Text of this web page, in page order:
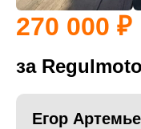
270 000
за
Егор